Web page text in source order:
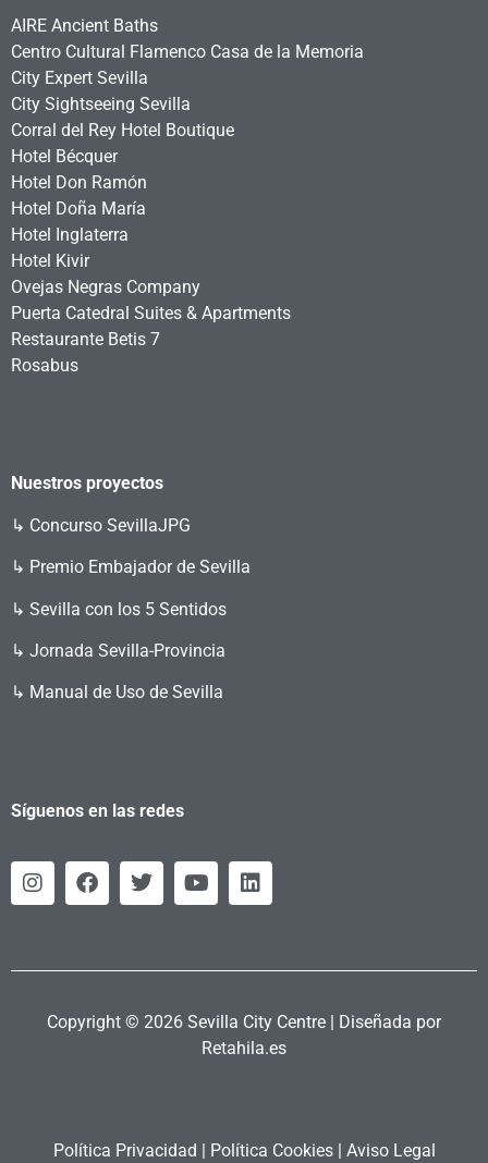
AIRE Ancient Baths
Centro Cultural Flamenco Casa de la Memoria
City Expert Sevilla
City Sightseeing Sevilla
Corral del Rey Hotel Boutique
Hotel Bécquer
Hotel Don Ramón
Hotel Doña María
Hotel Inglaterra
Hotel Kivir
Ovejas Negras Company
Puerta Catedral Suites & Apartments
Restaurante Betis 7
Rosabus
Nuestros proyectos
↳ Concurso SevillaJPG
↳ Premio Embajador de Sevilla
↳ Sevilla con los 5 Sentidos
↳ Jornada Sevilla-Provincia
↳ Manual de Uso de Sevilla
Síguenos en las redes
Copyright © 2026 Sevilla City Centre | Diseñada por
Retahila.es
Política Privacidad | Política Cookies| Aviso Legal